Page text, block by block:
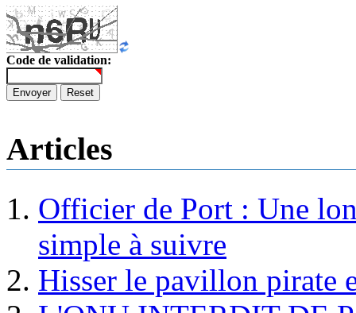
Code de validation:
Envoyer Reset
Articles
Officier de Port : Une
simple à suivre
Hisser le pavillon pirate